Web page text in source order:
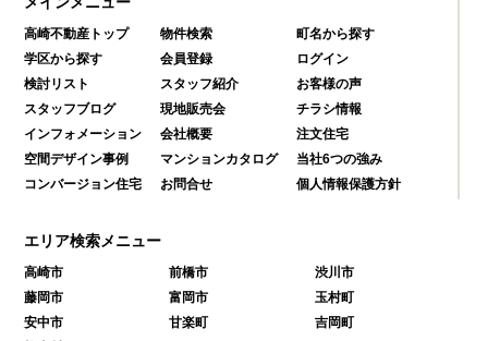
高崎不動産トップ 物件検索
町名から探す
学区から探す
会員登録
ログイン
検討リスト
スタッフ紹介
お客様の声
スタッフブログ
現地販売会
チラシ情報
インフォメーション
会社概要
注文住宅
空間デザイン事例
マンションカタログ
当社6つの強み
コンバージョン住宅
お問合せ 個人情報保護方針
エリア検索メニュー
高崎市 前橋市
渋川市
藤岡市
富岡市
玉村町
安中市
甘楽町
吉岡町